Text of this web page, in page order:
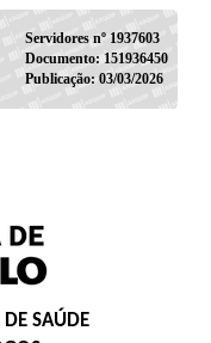
Servidores nº 1937603
Documento: 151936450
Publicação: 03/03/2026
SAÚDE